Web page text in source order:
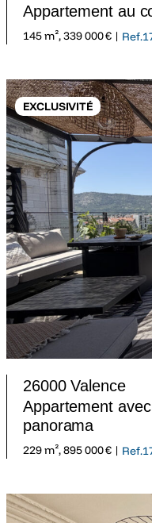
Appartement au
145 m², 339 000 € |
EXCLUSIVITÉ
26000 Valence
Appartement
panorama
229 m², 895 000 € |